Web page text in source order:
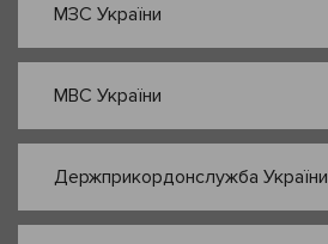
МЗС України
МВС України
Держприкордонслужба України